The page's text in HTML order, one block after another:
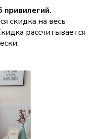
привилегий.
скидка на весь
рассчитывается